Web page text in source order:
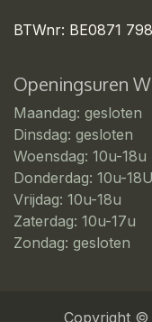
BTWnr: BE0871
Openingsuren
Maandag: gesloten
Dinsdag: gesloten
Woensdag: 10u-18u
Donderdag: 10u-18U
Vrijdag: 10u-18u
Zaterdag: 10u-17u
Zondag: gesloten
Copyright ©